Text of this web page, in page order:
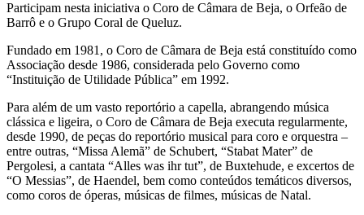
Participam nesta iniciativa o Coro de Câmara de Beja, o Orfeão de
Barrô e o Grupo Coral de Queluz.
Fundado em 1981, o Coro de Câmara de Beja está constituído como
Associação desde 1986, considerada pelo Governo como
“Instituição de Utilidade Pública” em 1992.
Para além de um vasto reportório a capella, abrangendo música
clássica e ligeira, o Coro de Câmara de Beja executa regularmente,
desde 1990, de peças do reportório musical para coro e orquestra –
entre outras, “Missa Alemã” de Schubert, “Stabat Mater” de
Pergolesi, a cantata “Alles was ihr tut”, de Buxtehude, e excertos de
“O Messias”, de Haendel, bem como conteúdos temáticos diversos,
como coros de óperas, músicas de filmes, músicas de Natal.